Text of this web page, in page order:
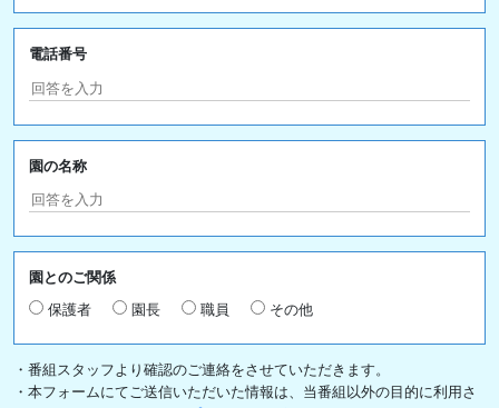
電話番号
園の名称
園とのご関係
保護者
園長 職員 その他
・番組スタッフより確認のご連絡をさせていただきます。
・本フォームにてご送信いただいた情報は、当番組以外の目的に利用さ